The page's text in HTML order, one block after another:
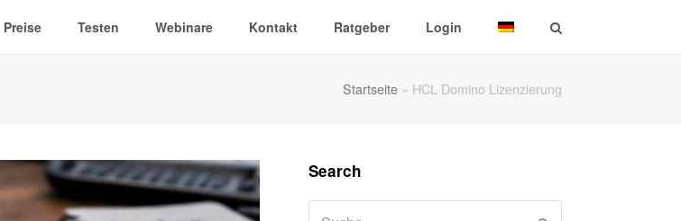
Preise Testen Webinare Kontakt Ratgeber Login
Startseite » HCL Domino Lizenzierung
Search